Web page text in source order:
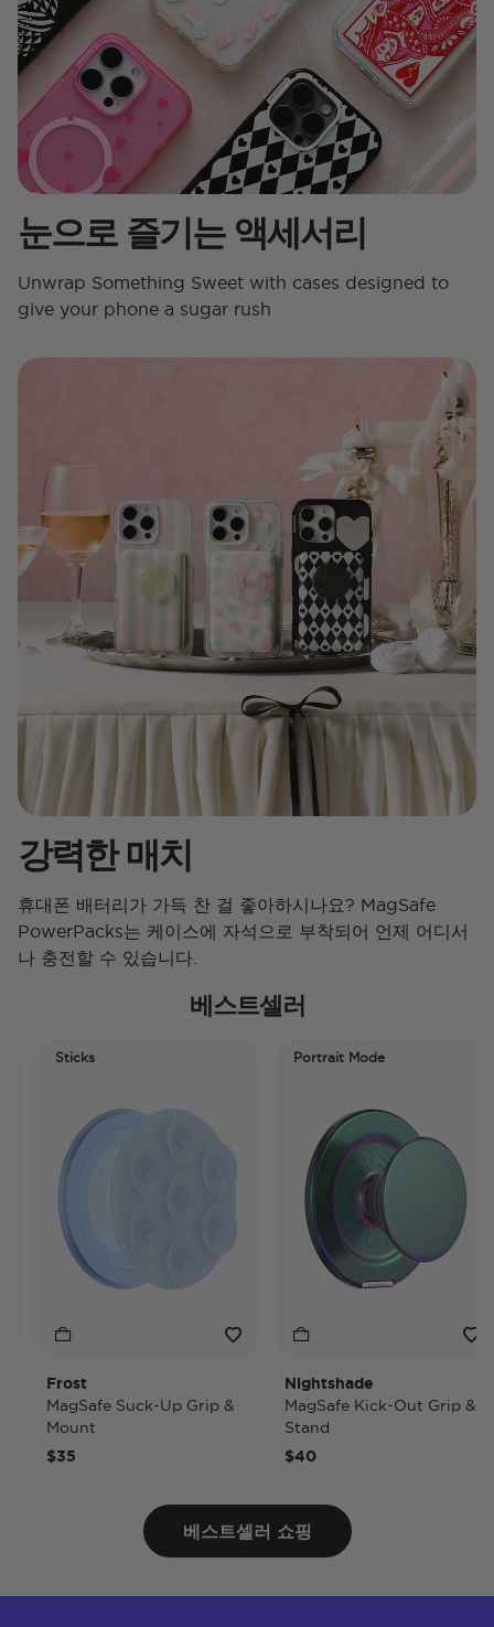
눈으로 즐기는 액세서리
Unwrap Something Sweet with cases designed to
give your phone a sugar rush
강력한 매치
휴대폰 배터리가 가득 찬 걸 좋아하시나요? MagSafe
PowerPacks는 케이스에 자석으로 부착되어 언제 어디서
나 충전할 수 있습니다.
베스트셀러
Sticks
Frost
MagSafe Suck-Up Grip &
Mount
$35
Portrait Mode
Nightshade
MagSafe Kick-Out Grip &
Stand
$40
베스트셀러 쇼핑